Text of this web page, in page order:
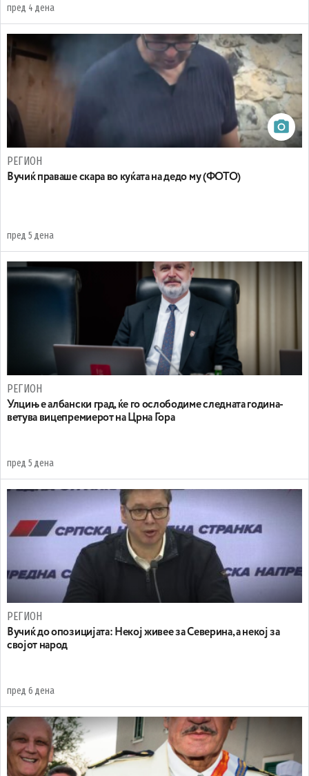
пред 4 дена
РЕГИОН
Вучиќ праваше скара во куќата на дедо му (ФОТО)
пред 5 дена
РЕГИОН
Улцињ е албански град, ќе го ослободиме следната година-
ветува вицепремиерот на Црна Гора
пред 5 дена
РЕГИОН
Вучиќ до опозицијата: Некој живее за Северина, а некој за
својот народ
пред 6 дена